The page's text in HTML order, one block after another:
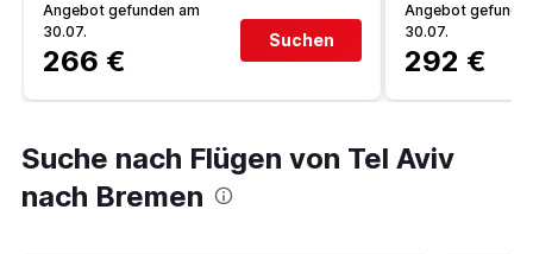
Angebot gefunden am
30.07.
266 €
Suchen
Angebot
30.07.
292 €
Suche nach Flügen von Tel Aviv
nach Bremen